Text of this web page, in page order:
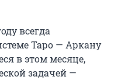
всегда
Таро — Аркану
в этом месяце,
задачей —